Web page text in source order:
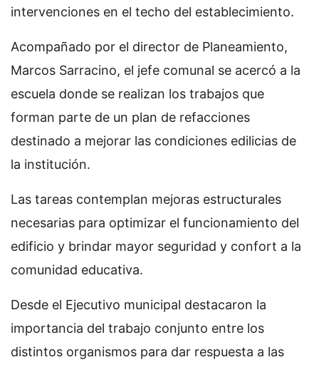
intervenciones en el techo del establecimiento.
Acompañado por el director de Planeamiento,
Marcos Sarracino, el jefe comunal se acercó a la
escuela donde se realizan los trabajos que
forman parte de un plan de refacciones
destinado a mejorar las condiciones edilicias de
la institución.
Las tareas contemplan mejoras estructurales
necesarias para optimizar el funcionamiento del
edificio y brindar mayor seguridad y confort a la
comunidad educativa.
Desde el Ejecutivo municipal destacaron la
importancia del trabajo conjunto entre los
distintos organismos para dar respuesta a las